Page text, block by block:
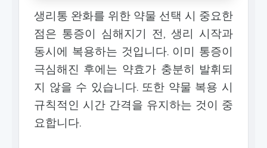
생리통 완화를 위한 약물 선택 시 중요한
점은 통증이 심해지기 전, 생리 시작과
동시에 복용하는 것입니다. 이미 통증이
극심해진 후에는 약효가 충분히 발휘되
지 않을 수 있습니다. 또한 약물 복용 시
규칙적인 시간 간격을 유지하는 것이 중
요합니다.